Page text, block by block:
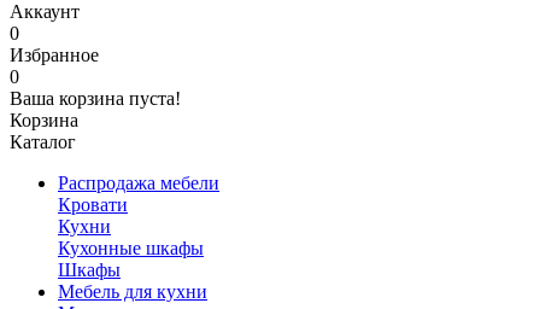
Аккаунт
0
Избранное
0
Ваша корзина пуста!
Корзина
Каталог
Распродажа мебели
Кровати
Кухни
Кухонные шкафы
Шкафы
Мебель для кухни